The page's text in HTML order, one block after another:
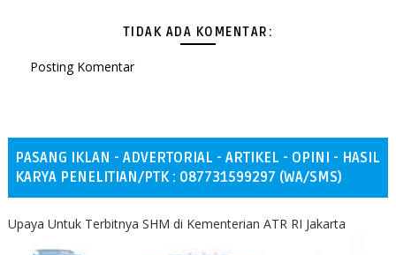
TIDAK ADA KOMENTAR:
Posting Komentar
PASANG IKLAN - ADVERTORIAL - ARTIKEL - OPINI - HASIL
KARYA PENELITIAN/PTK : 087731599297 (WA/SMS)
Upaya Untuk Terbitnya SHM di Kementerian ATR RI Jakarta